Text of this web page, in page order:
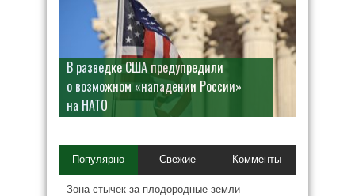
В разведке США предупредили
о возможном «нападении России»
на НАТО
Популярно Свежие Комменты
Зона стычек за плодородные земли